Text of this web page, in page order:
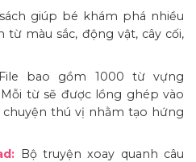
giúp bé khám phá nhiều
màu sắc, động vật, cây cối,
bao gồm 1000 từ vựng
từ sẽ được lồng ghép vào
chuyện thú vị nhằm tạo hứng
Bộ truyện xoay quanh câu